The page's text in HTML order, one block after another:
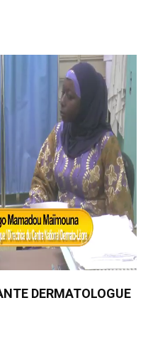
DERMATOLOGUE